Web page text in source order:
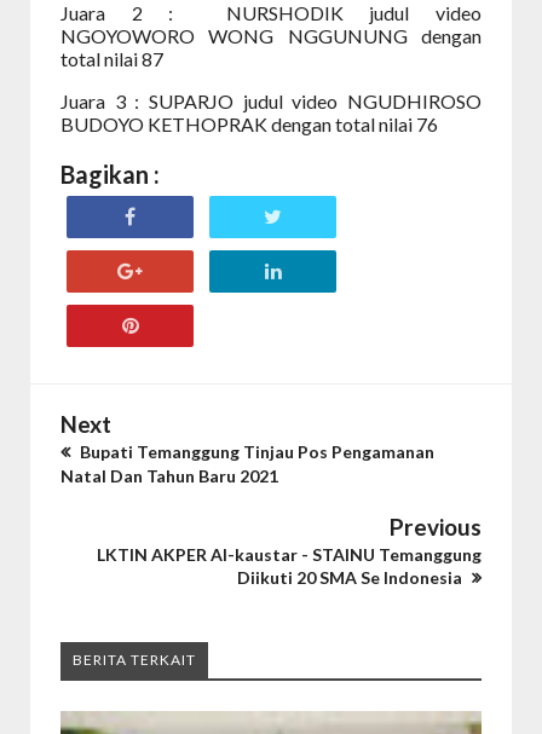
Juara 2 :
NURSHODIK judul video
NGOYOWORO WONG NGGUNUNG dengan
total nilai 87
Juara 3 :SUPARJO judul video NGUDHIROSO
BUDOYO KETHOPRAK dengan total nilai 76
Bagikan :
Next
Bupati Temanggung Tinjau Pos Pengamanan
Natal Dan Tahun Baru 2021
Previous
LKTIN AKPER Al-kaustar - STAINU Temanggung
Diikuti 20 SMA Se Indonesia
BERITA TERKAIT